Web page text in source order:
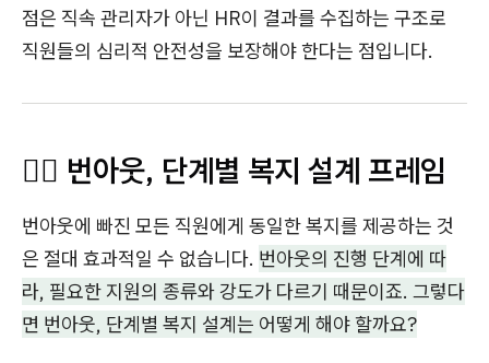
점은 직속 관리자가 아닌 HR이 결과를 수집하는 구조로
직원들의 심리적 안전성을 보장해야 한다는 점입니다.
😮‍💨 번아웃, 단계별 복지 설계 프레임
번아웃에 빠진 모든 직원에게 동일한 복지를 제공하는 것
은 절대 효과적일 수 없습니다. 번아웃의 진행 단계에 따
라, 필요한 지원의 종류와 강도가 다르기 때문이죠. 그렇다
면 번아웃, 단계별 복지 설계는 어떻게 해야 할까요?